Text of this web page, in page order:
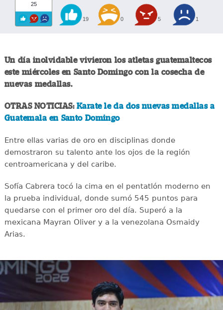
25
19 0 5 1
Un día inolvidable vivieron los atletas guatemaltecos
este miércoles en Santo Domingo con la cosecha de
nuevas medallas.
OTRAS NOTICIAS: Karate le da dos nuevas medallas a
Guatemala en Santo Domingo
Entre ellas varias de oro en disciplinas donde
demostraron su talento ante los ojos de la región
centroamericana y del caribe.
Sofía Cabrera tocó la cima en el pentatlón moderno en
la prueba individual, donde sumó 545 puntos para
quedarse con el primer oro del día. Superó a la
mexicana Mayran Oliver y a la venezolana Osmaidy
Arias.